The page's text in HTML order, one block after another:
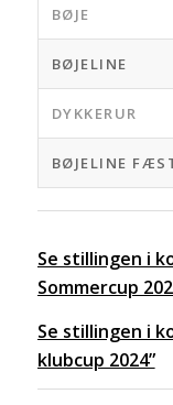
BØJE
BØJELINE
DYKKERUR
BØJELINE
Se stillingen i
Sommercup
Se stillingen i
klubcup 2024”